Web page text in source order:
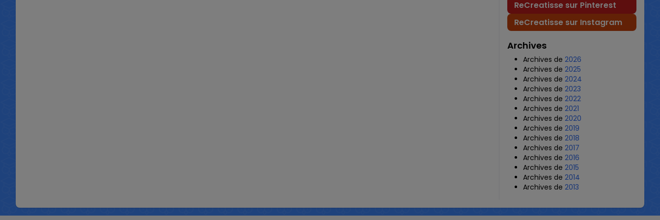
ReCreatisse sur Pinterest
ReCreatisse sur Instagram
Archives
Archives de 2026
Archives de 2025
Archives de 2024
Archives de 2023
Archives de 2022
Archives de 2021
Archives de 2020
Archives de 2019
Archives de 2018
Archives de 2017
Archives de 2016
Archives de 2015
Archives de 2014
Archives de 2013